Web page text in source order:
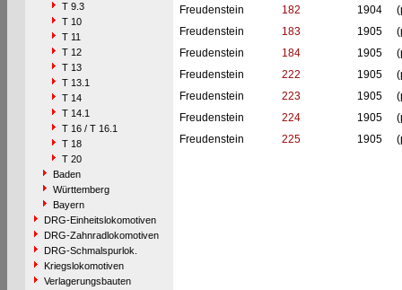
T 9.3
T 10
T 11
T 12
T 13
T 13.1
T 14
T 14.1
T 16 / T 16.1
T 18
T 20
Baden
Württemberg
Bayern
DRG-Einheitslokomotiven
DRG-Zahnradlokomotiven
DRG-Schmalspurlok.
Kriegslokomotiven
Verlagerungsbauten
Freudenstein
182 1904
Freudenstein
183 1905
Freudenstein
184 1905
Freudenstein
222 1905
Freudenstein
223 1905
Freudenstein
224 1905
Freudenstein
225 1905